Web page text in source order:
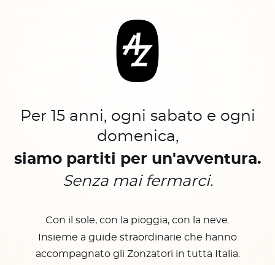
Per 15 anni, ogni sabato e ogni
domenica,
siamo partiti per un'avventura.
Senza mai fermarci.
Con il sole, con la pioggia, con la neve.
Insieme a guide straordinarie che hanno
accompagnato gli Zonzatori in tutta Italia.